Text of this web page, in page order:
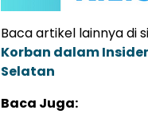
Baca artikel lainnya di
Korban dalam
Selatan
Baca Juga: